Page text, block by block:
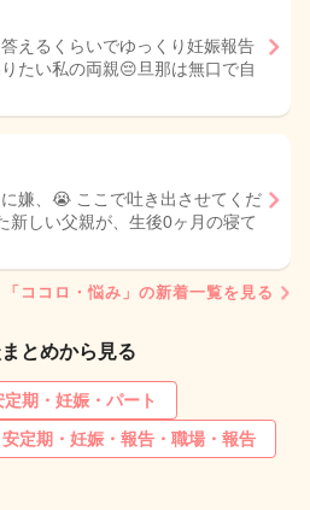
えるくらいでゆっくり妊娠報告
たい私の両親😔旦那は無口で自
嫌、😭 ここで吐き出させてくだ
新しい父親が、生後0ヶ月の寝て
「ココロ・悩み」の新着一覧を見る
とめから見る
定期・妊娠・パート
安定期・妊娠・報告・職場・報告